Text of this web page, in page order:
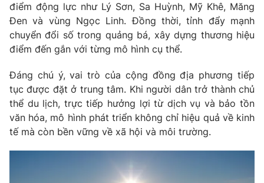
điểm động lực như Lý Sơn, Sa Huỳnh, Mỹ Khê, Măng
Đen và vùng Ngọc Linh. Đồng thời, tỉnh đẩy mạnh
chuyển đổi số trong quảng bá, xây dựng thương hiệu
điểm đến gắn với từng mô hình cụ thể.
Đáng chú ý, vai trò của cộng đồng địa phương tiếp
tục được đặt ở trung tâm. Khi người dân trở thành chủ
thể du lịch, trực tiếp hưởng lợi từ dịch vụ và bảo tồn
văn hóa, mô hình phát triển không chỉ hiệu quả về kinh
tế mà còn bền vững về xã hội và môi trường.